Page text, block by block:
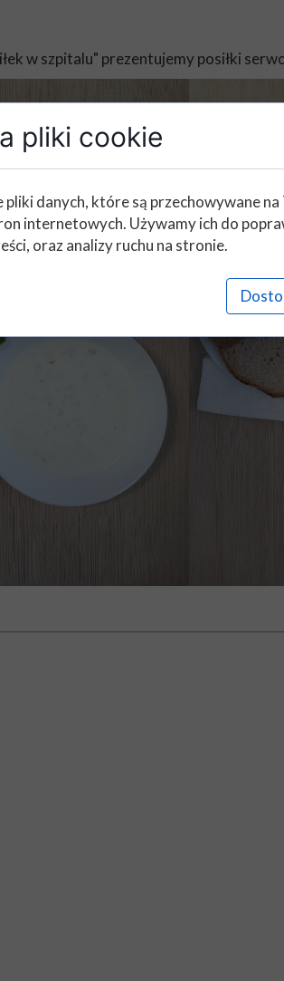
w szpitalu" prezentujemy posiłki
pliki cookie
pliki danych, które są przechowywane
internetowych. Używamy ich do
oraz analizy ruchu na stronie.